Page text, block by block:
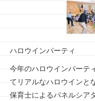
ハロウインパーティ
今年のハロウインパーテ
てリアルなハロウインと
保育士によるパネルシア